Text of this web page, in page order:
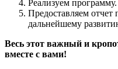
Реализуем программу.
Предоставляем
дальнейшему
Весь этот важный и
вместе с вами!